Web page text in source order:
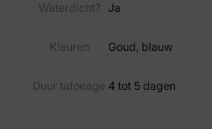
Waterdicht?
Ja
Kleuren Goud, blauw
Duur tatoeage 4 tot 5 dagen